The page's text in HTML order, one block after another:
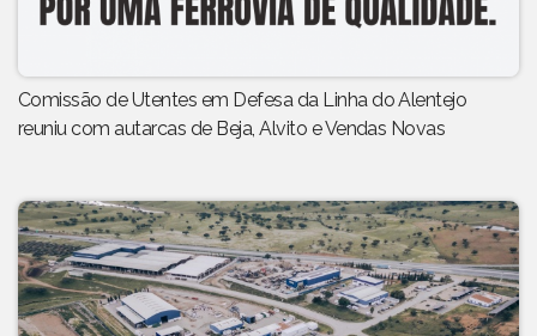
Comissão de Utentes em Defesa da Linha do Alentejo
reuniu com autarcas de Beja, Alvito e Vendas Novas